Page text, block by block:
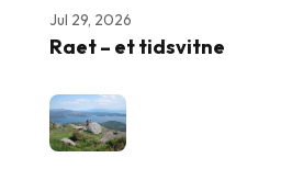
Jul 29, 2026
Raet – et tidsvitne